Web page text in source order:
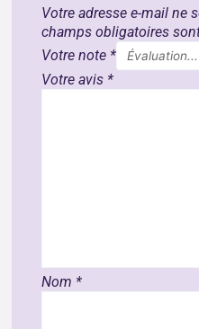
Votre adresse e-mail ne
champs obligatoires
Votre note *
Votre avis *
Nom *